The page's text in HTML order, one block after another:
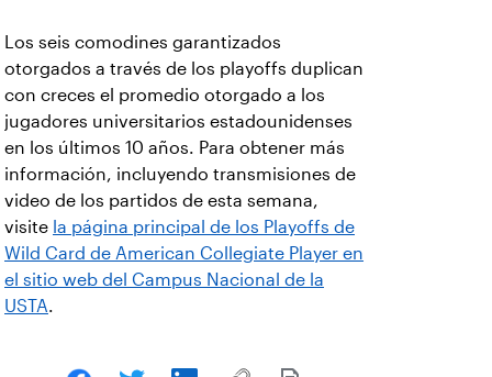
Los seis comodines garantizados
otorgados a través de los playoffs duplican
con creces el promedio otorgado a los
jugadores universitarios estadounidenses
en los últimos 10 años. Para obtener más
información, incluyendo transmisiones de
video de los partidos de esta semana,
visite la página principal de los Playoffs de
Wild Card de American Collegiate Player en
el sitio web del Campus Nacional de la
USTA.